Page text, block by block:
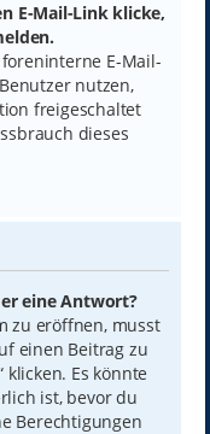
E-Mail-Link klicke,
E-Mail-
nutzen,
freigeschaltet
dieses
eine Antwort?
zu eröffnen, musst
einen Beitrag zu
Es könnte
ist, bevor du
Berechtigungen